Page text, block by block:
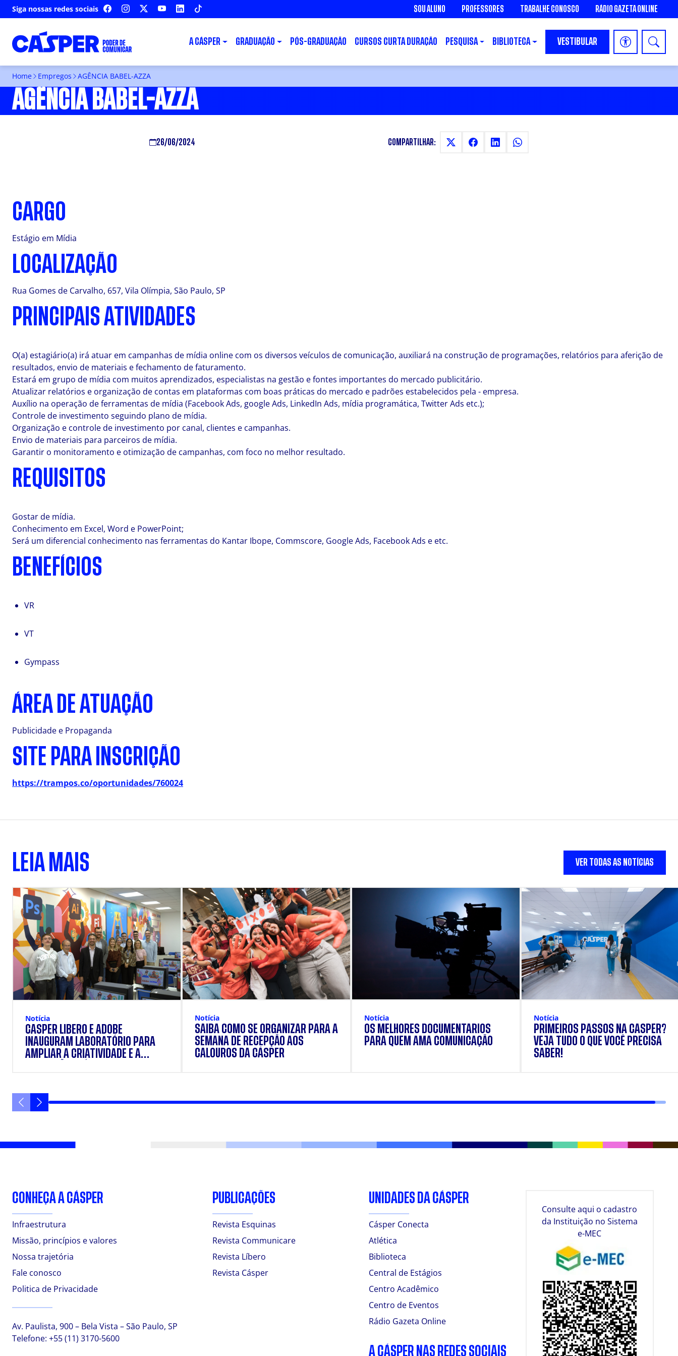
Siga nossas redes sociais FACEBOOKINSTAGRAM YOUTUBELINKEDIN SOU ALUNO PROFESSORES TRABALHE CONOSCO RÁDIO GAZETA ONLINE
A CÁSPER GRADUAÇÃO PÓS-GRADUAÇÃO CURSOS CURTA DURAÇÃO PESQUISA BIBLIOTECA VESTIBULAR
Home Empregos AGÊNCIA BABEL-AZZA
AGÊNCIA BABEL-AZZA
26/06/2024 COMPARTILHAR:
CARGO
Estágio em Mídia
LOCALIZAÇÃO
Rua Gomes de Carvalho, 657, Vila Olímpia, São Paulo, SP
PRINCIPAIS ATIVIDADES
O(a) estagiário(a) irá atuar em campanhas de mídia online com os diversos veículos de comunicação, auxiliará na construção de programações, relatórios para aferição de
resultados, envio de materiais e fechamento de faturamento.
Estará em grupo de mídia com muitos aprendizados, especialistas na gestão e fontes importantes do mercado publicitário.
Atualizar relatórios e organização de contas em plataformas com boas práticas do mercado e padrões estabelecidos pela - empresa.
Auxílio na operação de ferramentas de mídia (Facebook Ads, google Ads, LinkedIn Ads, mídia programática, Twitter Ads etc.);
Controle de investimento seguindo plano de mídia.
Organização e controle de investimento por canal, clientes e campanhas.
Envio de materiais para parceiros de mídia.
Garantir o monitoramento e otimização de campanhas, com foco no melhor resultado.
REQUISITOS
Gostar de mídia.
Conhecimento em Excel, Word e PowerPoint;
Será um diferencial conhecimento nas ferramentas do Kantar Ibope, Commscore, Google Ads, Facebook Ads e etc.
BENEFÍCIOS
VR
VT
Gympass
ÁREA DE ATUAÇÃO
Publicidade e Propaganda
SITE PARA INSCRIÇÃO
https://trampos.co/oportunidades/760024
LEIA MAIS VER TODAS AS NOTÍCIAS
Notícia
CÁSPER LÍBERO E ADOBE
INAUGURAM LABORATÓRIO PARA
AMPLIAR A CRIATIVIDADE E A
Notícia
SAIBA COMO SE ORGANIZAR PARA A
SEMANA DE RECEPÇÃO AOS
CALOUROS DA CÁSPER
Notícia
OS MELHORES DOCUMENTÁRIOS
PARA QUEM AMA COMUNICAÇÃO
Notícia
PRIMEIROS PASSOS NA CÁSPER?
VEJA TUDO O QUE VOCÊ PRECISA
SABER!
CONHEÇA A CÁSPER
Infraestrutura
Missão, princípios e valores
Nossa trajetória
Fale conosco
Politica de Privacidade
Av. Paulista, 900 – Bela Vista – São Paulo, SP
Telefone: +55 (11) 3170-5600
PUBLICAÇÕES
Revista Esquinas
Revista Communicare
Revista Líbero
Revista Cásper
UNIDADES DA CÁSPER
Cásper Conecta
Atlética
Biblioteca
Central de Estágios
Centro Acadêmico
Centro de Eventos
Rádio Gazeta Online
A CÁSPER NAS REDES SOCIAIS
Consulte aqui o cadastro
da Instituição no Sistema
e-MEC